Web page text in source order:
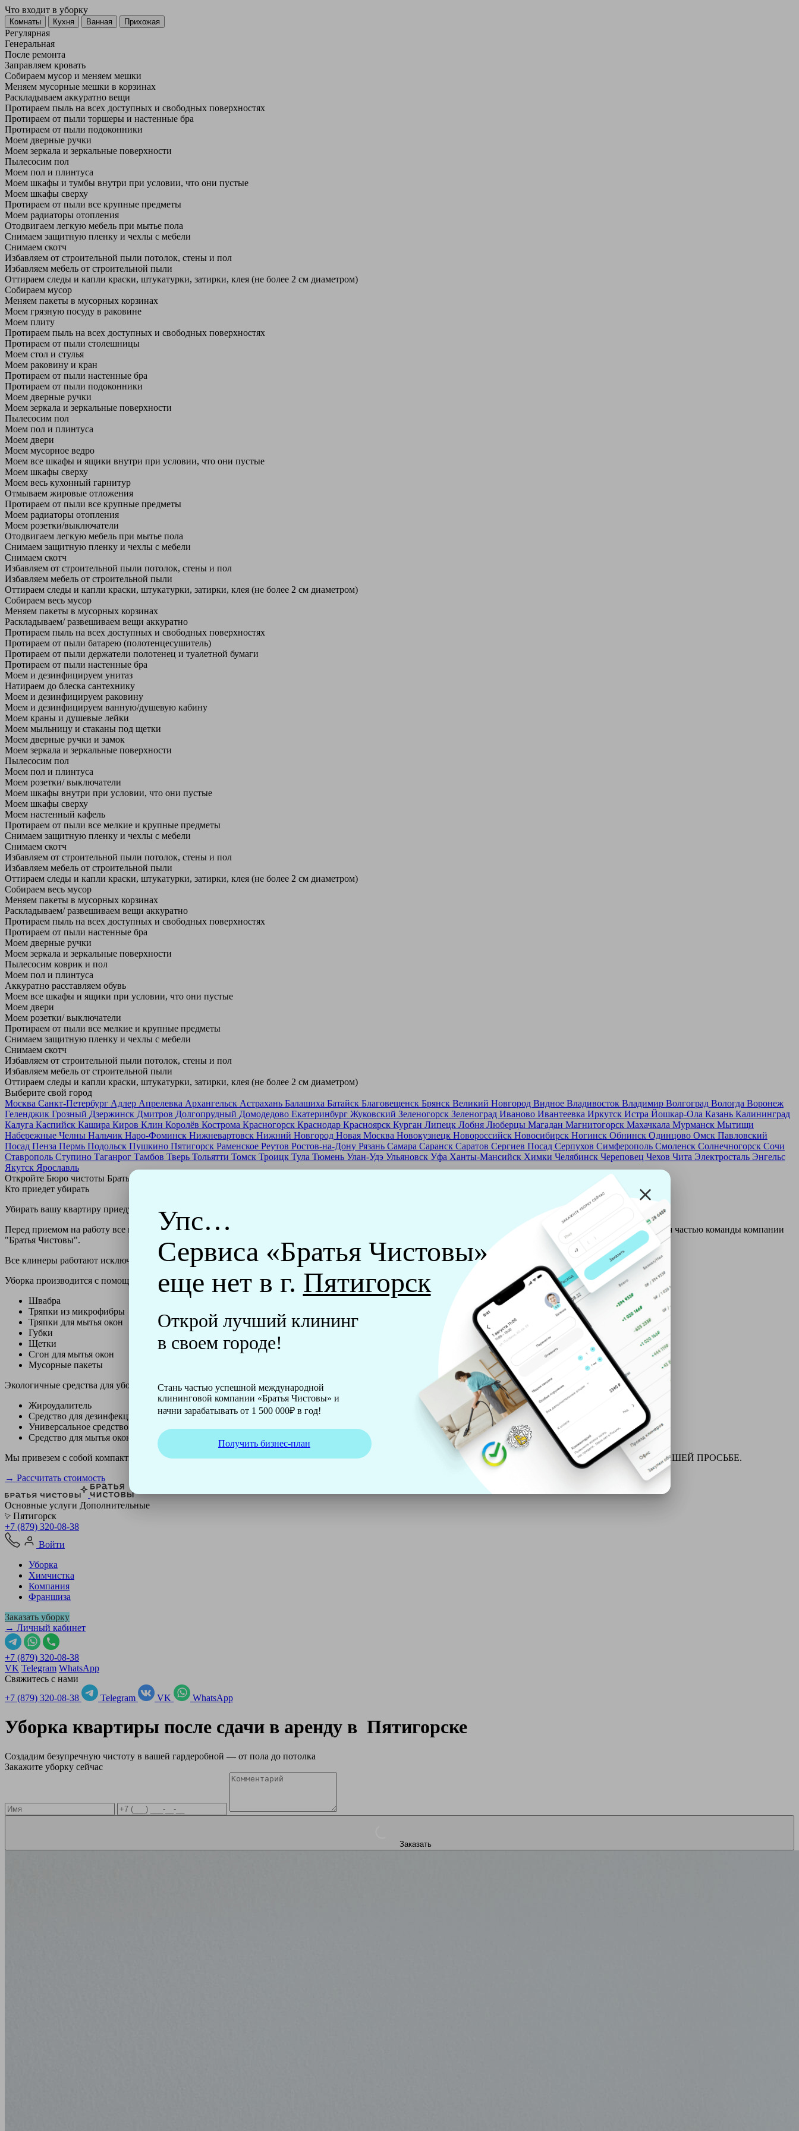
Упс…
Сервиса «Братья Чистовы»
еще нет в г. Пятигорск
Открой лучший клининг
в своем городе!
Стань частью успешной международной
клининговой компании «Братья Чистовы» и
начни зарабатывать от 1 500 000₽ в год!
Получить бизнес-план
Что входит в уборку
Регу­лярная
Гене­ральная
После ремонта
Заправляем кровать
Собираем мусор и меняем мешки
Меняем мусорные мешки в корзинах
Раскладываем аккуратно вещи
Протираем пыль на всех доступных и свободных поверхностях
Протираем от пыли торшеры и настенные бра
Протираем от пыли подоконники
Моем дверные ручки
Моем зеркала и зеркальные поверхности
Пылесосим пол
Моем пол и плинтуса
Моем шкафы и тумбы внутри при условии, что они пустые
Моем шкафы сверху
Протираем от пыли все крупные предметы
Моем радиаторы отопления
Отодвигаем легкую мебель при мытье пола
Снимаем защитную пленку и чехлы с мебели
Снимаем скотч
Избавляем от строительной пыли потолок, стены и пол
Избавляем мебель от строительной пыли
Оттираем следы и капли краски, штукатурки, затирки, клея (не более 2 см диаметром)
Собираем мусор
Меняем пакеты в мусорных корзинах
Моем грязную посуду в раковине
Моем плиту
Протираем пыль на всех доступных и свободных поверхностях
Протираем от пыли столешницы
Моем стол и стулья
Моем раковину и кран
Протираем от пыли настенные бра
Протираем от пыли подоконники
Моем дверные ручки
Моем зеркала и зеркальные поверхности
Пылесосим пол
Моем пол и плинтуса
Моем двери
Моем мусорное ведро
Моем все шкафы и ящики внутри при условии, что они пустые
Моем шкафы сверху
Моем весь кухонный гарнитур
Отмываем жировые отложения
Протираем от пыли все крупные предметы
Моем радиаторы отопления
Моем розетки/выключатели
Отодвигаем легкую мебель при мытье пола
Снимаем защитную пленку и чехлы с мебели
Снимаем скотч
Избавляем от строительной пыли потолок, стены и пол
Избавляем мебель от строительной пыли
Оттираем следы и капли краски, штукатурки, затирки, клея (не более 2 см диаметром)
Собираем весь мусор
Меняем пакеты в мусорных корзинах
Раскладываем/ развешиваем вещи аккуратно
Протираем пыль на всех доступных и свободных поверхностях
Протираем от пыли батарею (полотенцесушитель)
Протираем от пыли держатели полотенец и туалетной бумаги
Протираем от пыли настенные бра
Моем и дезинфицируем унитаз
Натираем до блеска сантехнику
Моем и дезинфицируем раковину
Моем и дезинфицируем ванную/душевую кабину
Моем краны и душевые лейки
Моем мыльницу и стаканы под щетки
Моем дверные ручки и замок
Моем зеркала и зеркальные поверхности
Пылесосим пол
Моем пол и плинтуса
Моем розетки/ выключатели
Моем шкафы внутри при условии, что они пустые
Моем шкафы сверху
Моем настенный кафель
Протираем от пыли все мелкие и крупные предметы
Снимаем защитную пленку и чехлы с мебели
Снимаем скотч
Избавляем от строительной пыли потолок, стены и пол
Избавляем мебель от строительной пыли
Оттираем следы и капли краски, штукатурки, затирки, клея (не более 2 см диаметром)
Собираем весь мусор
Меняем пакеты в мусорных корзинах
Раскладываем/ развешиваем вещи аккуратно
Протираем пыль на всех доступных и свободных поверхностях
Протираем от пыли настенные бра
Моем дверные ручки
Моем зеркала и зеркальные поверхности
Пылесосим коврик и пол
Моем пол и плинтуса
Аккуратно расставляем обувь
Моем все шкафы и ящики при условии, что они пустые
Моем двери
Моем розетки/ выключатели
Протираем от пыли все мелкие и крупные предметы
Снимаем защитную пленку и чехлы с мебели
Снимаем скотч
Избавляем от строительной пыли потолок, стены и пол
Избавляем мебель от строительной пыли
Оттираем следы и капли краски, штукатурки, затирки, клея (не более 2 см диаметром)
Выберите свой город
Москва Санкт-Петербург Адлер Апрелевка Архангельск Астрахань Балашиха Батайск Благовещенск Брянск Великий Новгород Видное Владивосток Владимир Волгоград Вологда Воронеж
Геленджик Грозный Дзержинск Дмитров Долгопрудный Домодедово Екатеринбург Жуковский Зеленогорск Зеленоград Иваново Ивантеевка Иркутск Истра Йошкар-Ола Казань Калининград
Калуга Каспийск Кашира Киров Клин Королёв Кострома Красногорск Краснодар Красноярск Курган Липецк Лобня Люберцы Магадан Магнитогорск Махачкала Мурманск Мытищи
Набережные Челны Нальчик Наро-Фоминск Нижневартовск Нижний Новгород Новая Москва Новокузнецк Новороссийск Новосибирск Ногинск Обнинск Одинцово Омск Павловский
Посад Пенза Пермь Подольск Пушкино Пятигорск Раменское Реутов Ростов-на-Дону Рязань Самара Саранск Саратов Сергиев Посад Серпухов Симферополь Смоленск Солнечногорск Сочи
Ставрополь Ступино Таганрог Тамбов Тверь Тольятти Томск Троицк Тула Тюмень Улан-Удэ Ульяновск Уфа Ханты-Мансийск Химки Челябинск Череповец Чехов Чита Электросталь Энгельс
Якутск Ярославль
Откройте Бюро чистоты Братьев Чистовых в своем городе по
Кто приедет убирать
Убирать вашу квартиру приедут профессионально обученные клинеры - русские девушки, в возрасте от 24 до 40 лет.
Перед приемом на работу все клинеры проходят аттестацию в нашем обучающем центре, а также проверку в службе безопасности и только после этого становятся частью команды компании
"Братья Чистовы".
Все клинеры работают исключительно в форме с логотипом компании "Братья Чистовы".
Уборка производится с помощью профессиональных технических и химический средств, которые наши клинеры привозят с собой:
Швабра
Тряпки из микрофибры
Тряпки для мытья окон
Губки
Щетки
Сгон для мытья окон
Мусорные пакеты
Экологичные средства для уборки немецкой марки Kiehl:
Жироудалитель
Средство для дезинфекции
Универсальное средство
Средство для мытья окон
Мы привезем с собой компактный профессиональный пылесос фирмы Soteco, а также утюг, ведро, парогенератор, аппарат для химчистки и многое другое ПО ВАШЕЙ ПРОСЬБЕ.
→ Рассчитать стоимость
Основные услуги Дополнительные
Пятигорск
+7 (879) 320-08-38
Войти
Уборка
Химчистка
Компания
Франшиза
Заказать уборку
→ Личный кабинет
+7 (879) 320-08-38
VK Telegram WhatsApp
Свяжитесь с нами
+7 (879) 320-08-38
Telegram VK WhatsApp
Уборка квартиры после сдачи в аренду в Пятигорске
Создадим безупречную чистоту в вашей гардеробной — от пола до потолка
Закажите уборку сейчас
Заказать